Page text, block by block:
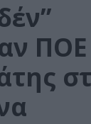
ΠΟΕ